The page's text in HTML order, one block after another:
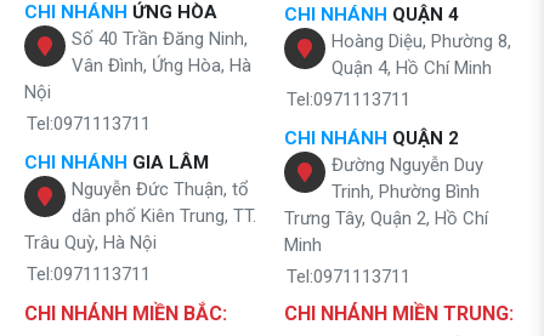
CHI NHÁNH ỨNG HÒA
Số 40 Trần Đăng Ninh,
Vân Đình, Ứng Hòa, Hà
Nội
Tel:0971113711
CHI NHÁNH GIA LÂM
Nguyễn Đức Thuận, tổ
dân phố Kiên Trung, TT.
Trâu Quỳ, Hà Nội
Tel:0971113711
CHI NHÁNH QUẬN 4
Hoàng Diệu, Phường 8,
Quận 4, Hồ Chí Minh
Tel:0971113711
CHI NHÁNH QUẬN 2
Đường Nguyễn Duy
Trinh, Phường Bình
Trưng Tây, Quận 2, Hồ Chí
Minh
Tel:0971113711
CHI NHÁNH MIỀN BẮC: CHI NHÁNH MIỀN TRUNG: